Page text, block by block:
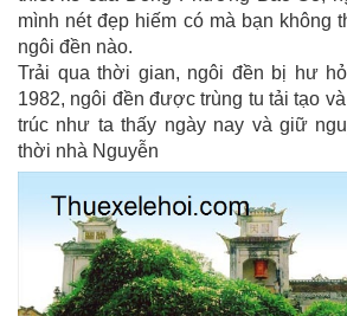
mình nét đẹp hiếm có mà bạn không
ngôi đền nào.
Trải qua thời gian, ngôi đền bị hư
1982, ngôi đền được trùng tu tải tạo
trúc như ta thấy ngày nay và giữ
thời nhà Nguyễn